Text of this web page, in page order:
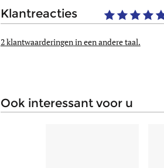
klantreacties
2 klantwaarderingenin een andere taal.
ook interessant voor u